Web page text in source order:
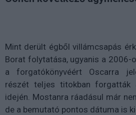
Mint derült égből villámcsapás
Borat folytatása, ugyanis a 2006-
a forgatókönyvéért Oscarra
részét teljes titokban forgatták
idején. Mostanra ráadásul már
de a bemutató pontos dátuma is